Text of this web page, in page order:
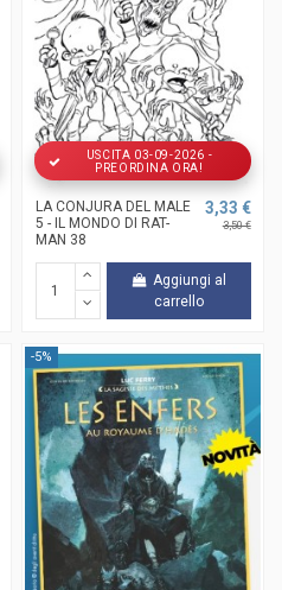
USCITA 03-09-2026 -
PREORDINA ORA!
LA CONJURA DEL MALE
5 - IL MONDO DI RAT-
MAN 38
3,33 €
3,50 €
Aggiungi al
carrello
-5%